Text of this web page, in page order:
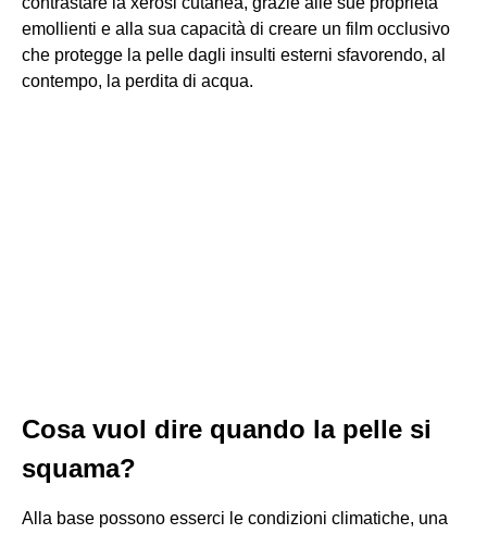
emollienti e alla sua capacità di creare un film occlusivo
che protegge la pelle dagli insulti esterni sfavorendo, al
contempo, la perdita di acqua.
Cosa vuol dire quando la pelle si
squama?
Alla base possono esserci le condizioni climatiche, una